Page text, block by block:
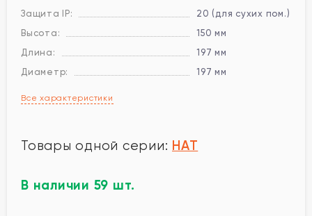
Защита IP:
20 (для сухих пом.)
Высота:
150 мм
Длина:
197 мм
Диаметр:
197 мм
Все характеристики
Товары одной серии: HAT
В наличии 59 шт.